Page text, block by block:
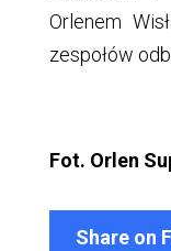
Orlenem
zespołów
Fot. Orlen
Share on